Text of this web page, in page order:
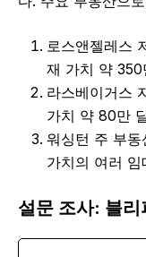
로스앤젤레스
재 가치 약 350
라스베이거스
가치 약 80만
워싱턴 주 부
가치의 여러
설문 조사: 블